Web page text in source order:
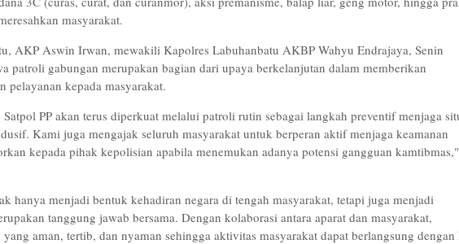
masyarakat.
AKP Aswin Irwan, mewakili Kapolres Labuhanbatu AKBP Wahyu Endrajaya, Senin
patroli gabungan merupakan bagian dari upaya berkelanjutan dalam memberikan
pelayanan kepada masyarakat.
PP akan terus diperkuat melalui patroli rutin sebagai langkah preventif menjaga
Kami juga mengajak seluruh masyarakat untuk berperan aktif menjaga keamanan
kepada pihak kepolisian apabila menemukan adanya potensi gangguan
hanya menjadi bentuk kehadiran negara di tengah masyarakat, tetapi juga menjadi
tanggung jawab bersama. Dengan kolaborasi antara aparat dan masyarakat,
aman, tertib, dan nyaman sehingga aktivitas masyarakat dapat berlangsung